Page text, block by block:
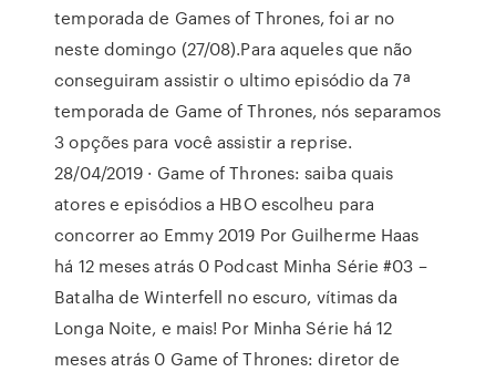
temporada de Games of Thrones, foi ar no
neste domingo (27/08).Para aqueles que não
conseguiram assistir o ultimo episódio da 7ª
temporada de Game of Thrones, nós separamos
3 opções para você assistir a reprise.
28/04/2019 · Game of Thrones: saiba quais
atores e episódios a HBO escolheu para
concorrer ao Emmy 2019 Por Guilherme Haas
há 12 meses atrás 0 Podcast Minha Série #03 –
Batalha de Winterfell no escuro, vítimas da
Longa Noite, e mais! Por Minha Série há 12
meses atrás 0 Game of Thrones: diretor de